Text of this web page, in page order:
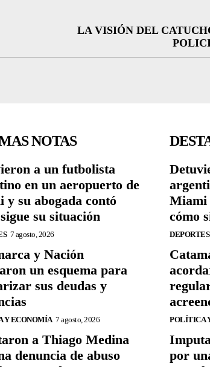
LA VISIÓN DEL
NOTAS
a un futbolista
en un aeropuerto de
y su abogada contó
su situación
7 agosto, 2026
y Nación
un esquema para
sus deudas y
Y ECONOMÍA 7 agosto, 2026
a Thiago Medina
denuncia de abuso
Miami
cómo
DEPORTES
POLÍTICA
por